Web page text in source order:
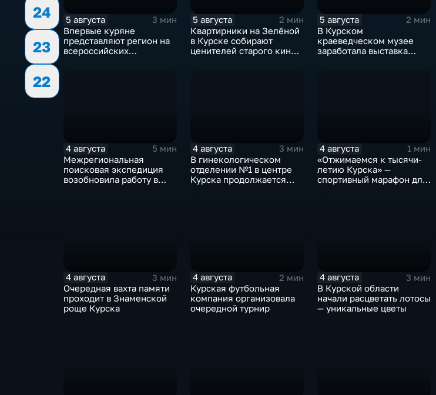
24
23
22
5 августа
3 мин
Впервые куряне
представляют регион на
всероссийских
5 августа
2 мин
Квартирники на Зелёной
в Курске собирают
ценителей старого кино
5 августа
2 мин
В Курском
краеведческом музее
заработала выставка
4 августа
5 мин
Межрегиональная
поисковая экспедиция
возобновила работу в
4 августа
3 мин
В гинекологическом
отделении №1 в центре
Курска продолжается
4 августа
1 мин
«Отжимаемся к тысячи-
летию Курска» —
спортивный марафон для
4 августа
3 мин
Очередная вахта памяти
проходит в Знаменской
роще Курска
4 августа
2 мин
Курская футбольная
компания организовала
очередной турнир
4 августа
3 мин
В Курской области
начали расцветать лотосы
— уникальные цветы